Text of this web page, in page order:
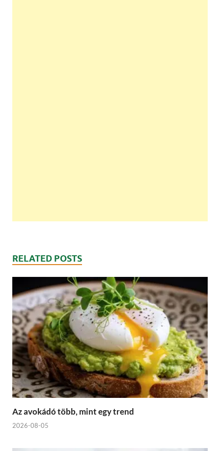
RELATED POSTS
Az avokádó több, mint egy trend
2026-08-05